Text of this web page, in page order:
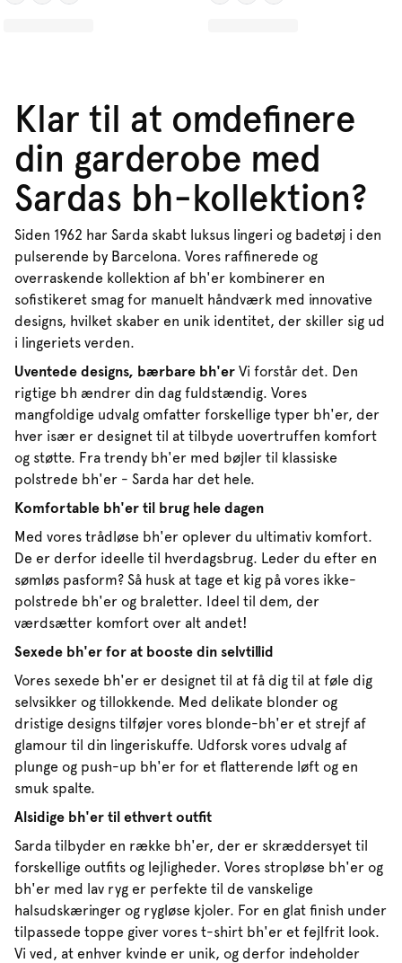
Klar til at omdefinere
din garderobe med
Sardas bh-kollektion?
Siden 1962 har Sarda skabt luksus lingeri og badetøj i den
pulserende by Barcelona. Vores raffinerede og
overraskende kollektion af bh'er kombinerer en
sofistikeret smag for manuelt håndværk med innovative
designs, hvilket skaber en unik identitet, der skiller sig ud
i lingeriets verden.
Uventede designs, bærbare bh'er Vi forstår det. Den
rigtige bh ændrer din dag fuldstændig. Vores
mangfoldige udvalg omfatter forskellige typer bh'er, der
hver især er designet til at tilbyde uovertruffen komfort
og støtte. Fra trendy bh'er med bøjler til klassiske
polstrede bh'er - Sarda har det hele.
Komfortable bh'er til brug hele dagen
Med vores trådløse bh'er oplever du ultimativ komfort.
De er derfor ideelle til hverdagsbrug. Leder du efter en
sømløs pasform? Så husk at tage et kig på vores ikke-
polstrede bh'er og braletter. Ideel til dem, der
værdsætter komfort over alt andet!
Sexede bh'er for at booste din selvtillid
Vores sexede bh'er er designet til at få dig til at føle dig
selvsikker og tillokkende. Med delikate blonder og
dristige designs tilføjer vores blonde-bh'er et strejf af
glamour til din lingeriskuffe. Udforsk vores udvalg af
plunge og push-up bh'er for et flatterende løft og en
smuk spalte.
Alsidige bh'er til ethvert outfit
Sarda tilbyder en række bh'er, der er skræddersyet til
forskellige outfits og lejligheder. Vores stropløse bh'er og
bh'er med lav ryg er perfekte til de vanskelige
halsudskæringer og rygløse kjoler. For en glat finish under
tilpassede toppe giver vores t-shirt bh'er et fejlfrit look.
Vi ved, at enhver kvinde er unik, og derfor indeholder